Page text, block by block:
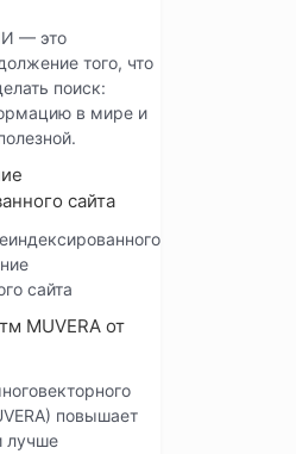
— это
того, что
поиск:
в мире и
сайта
сайта
MUVERA от
повышает
лучше